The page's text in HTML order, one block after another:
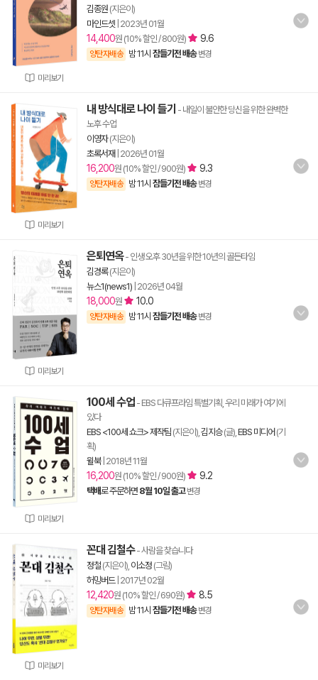
미리보기
김종원 (지은이)
마인드셋 2023년 01월
14,400원 (10% 할인 / 800원) 9.6
양탄자배송 밤 11시 잠들기전 배송 변경
미리보기
내 방식대로 나이 들기 - 내일이 불안한 당신을 위한 완벽한
노후 수업
이영자(지은이)
초록서재 2026년 01월
16,200원 (10% 할인 / 900원) 9.3
양탄자배송 밤 11시 잠들기전 배송 변경
미리보기
은퇴연옥- 인생 오후 30년을 위한 10년의 골든타임
김경록(지은이)
뉴스1(news1) 2026년 04월
18,000원 10.0
양탄자배송 밤 11시 잠들기전 배송 변경
미리보기
100세 수업 - EBS 다큐프라임 특별기획, 우리 미래가 여기에
있다
EBS <100세 쇼크> 제작팀 (지은이), 김지승(글), EBS 미디어 (기
획)
윌북| 2018년 11월
16,200원 (10% 할인 / 900원) 9.2
택배로 주문하면 8월 10일 출고 변경
미리보기
꼰대 김철수- 사람을 찾습니다
정철 (지은이), 이소정 (그림)
허밍버드| 2017년 02월
12,420원 (10% 할인 / 690원) 8.5
양탄자배송 밤 11시 잠들기전 배송 변경